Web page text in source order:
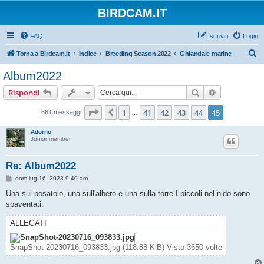
BIRDCAM.IT
FAQ Login
Iscriviti
Torna a Birdcam.it Indice Breeding Season 2022 Ghiandaie marine
Album2022
Rispondi Cerca
661 messaggi Pagina 45di45
Precedente
1 41 42 43 44 45
Adorno
Junior member
Re: Album2022
M
s
a
g
o
dom lug 16, 2023 9:40 am
Una sul posatoio, una sull'albero e una sulla torre.I piccoli nel nido sono
spaventati.
ALLEGATI
SnapShot-20230716_093833.jpg (118.88 KiB) Visto 3650 volte